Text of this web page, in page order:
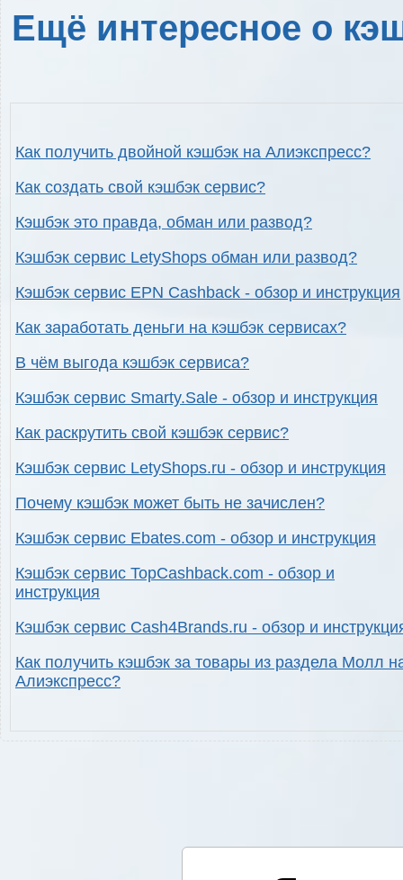
Ещё интересное о
Как получить двойной кэшбэк на Алиэкспресс?
Как создать свой кэшбэк сервис?
Кэшбэк это правда, обман или развод?
Кэшбэк сервис LetyShops обман или развод?
Кэшбэк сервис EPN Cashback - обзор и инструкция
Как заработать деньги на кэшбэк сервисах?
В чём выгода кэшбэк сервиса?
Кэшбэк сервис Smarty.Sale - обзор и инструкция
Как раскрутить свой кэшбэк сервис?
Кэшбэк сервис LetyShops.ru - обзор и инструкция
Почему кэшбэк может быть не зачислен?
Кэшбэк сервис Ebates.com - обзор и инструкция
Кэшбэк сервис TopCashback.com - обзор и
инструкция
Кэшбэк сервис Cash4Brands.ru - обзор и
Как получить кэшбэк за товары из раздела Молл
Алиэкспресс?